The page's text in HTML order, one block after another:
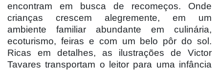
encontram em busca de recomeços. Onde
crianças crescem alegremente, em um
ambiente familiar abundante em culinária,
ecoturismo, feiras e com um belo pôr do sol.
Ricas em detalhes, as ilustrações de Victor
Tavares transportam o leitor para uma infância